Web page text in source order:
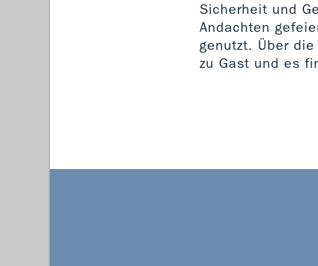
Sicherheit und
Andachten
genutzt. Über
zu Gast und es